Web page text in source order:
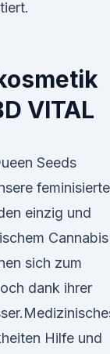
VITAL
Seeds
einzig und
Cannabis
sich zum
dank ihrer
Hilfe und